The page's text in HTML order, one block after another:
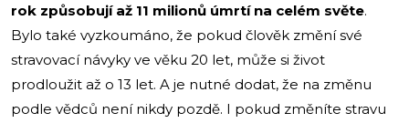
rok způsobují až 11 milionů úmrtí na celém světe.
Bylo také vyzkoumáno, že pokud člověk změní své
stravovací návyky ve věku 20 let, může si život
prodloužit až o 13 let. A je nutné dodat, že na změnu
podle vědců není nikdy pozdě. I pokud změníte stravu